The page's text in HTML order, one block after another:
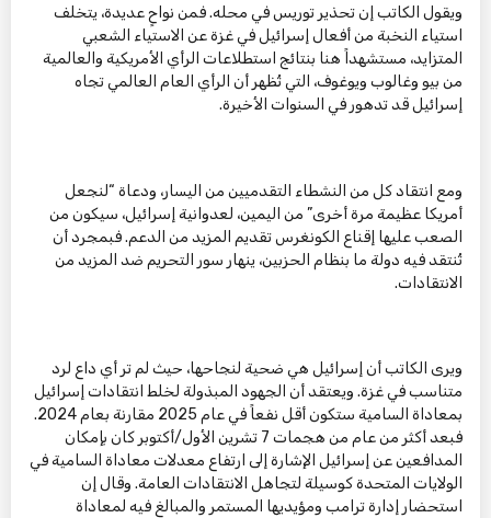
ويقول الكاتب إن تحذير توريس في محله. فمن نواحٍ عديدة، يتخلف
استياء النخبة من أفعال إسرائيل في غزة عن الاستياء الشعبي
المتزايد، مستشهداً هنا بنتائج استطلاعات الرأي الأمريكية والعالمية
من بيو وغالوب ويوغوف، التي تُظهر أن الرأي العام العالمي تجاه
إسرائيل قد تدهور في السنوات الأخيرة.
ومع انتقاد كل من النشطاء التقدميين من اليسار، ودعاة “لنجعل
أمريكا عظيمة مرة أخرى” من اليمين، لعدوانية إسرائيل، سيكون من
الصعب عليها إقناع الكونغرس تقديم المزيد من الدعم. فبمجرد أن
تُنتقد فيه دولة ما بنظام الحزبين، ينهار سور التحريم ضد المزيد من
الانتقادات.
ويرى الكاتب أن إسرائيل هي ضحية لنجاحها، حيث لم تر أي داع لرد
متناسب في غزة. ويعتقد أن الجهود المبذولة لخلط انتقادات إسرائيل
بمعاداة السامية ستكون أقل نفعاً في عام 2025 مقارنة بعام 2024.
فبعد أكثر من عام من هجمات 7 تشرين الأول/أكتوبر كان بإمكان
المدافعين عن إسرائيل الإشارة إلى ارتفاع معدلات معاداة السامية في
الولايات المتحدة كوسيلة لتجاهل الانتقادات العامة. وقال إن
استحضار إدارة ترامب ومؤيديها المستمر والمبالغ فيه لمعاداة